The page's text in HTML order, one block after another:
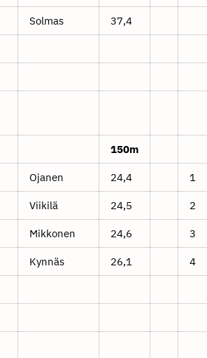
Solmas 37,4
150m
Ojanen 24,4 1
Viikilä 24,5 2
Mikkonen 24,6 3
Kynnäs 26,1 4